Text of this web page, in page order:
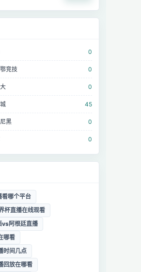
0
竞技 0
0
45
黑 0
0
哪个平台
杯直播在线观看
阿根廷直播
哪看
时间几点
回放在哪看